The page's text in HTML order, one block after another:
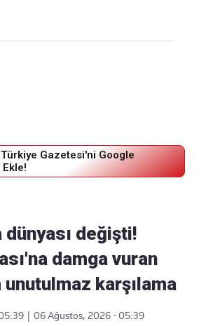
Gazetesi'ni Google
dünyası değişti!
damga vuran
karşılama
06 Ağustos, 2026 - 05:39